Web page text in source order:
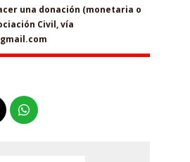
una donación (monetaria o
Civil, vía